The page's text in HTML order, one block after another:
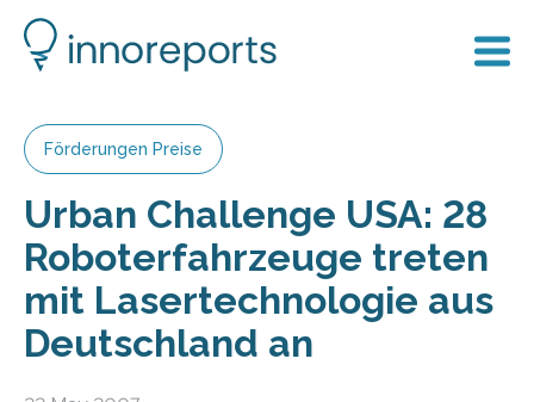
Förderungen Preise
Urban Challenge USA: 28
Roboterfahrzeuge treten
mit Lasertechnologie aus
Deutschland an